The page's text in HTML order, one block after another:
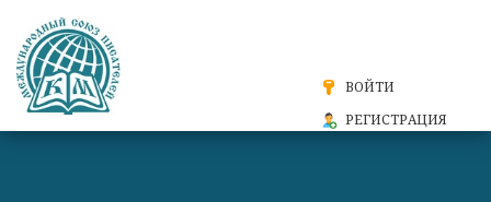
ВОЙТИ
РЕГИСТРАЦИЯ